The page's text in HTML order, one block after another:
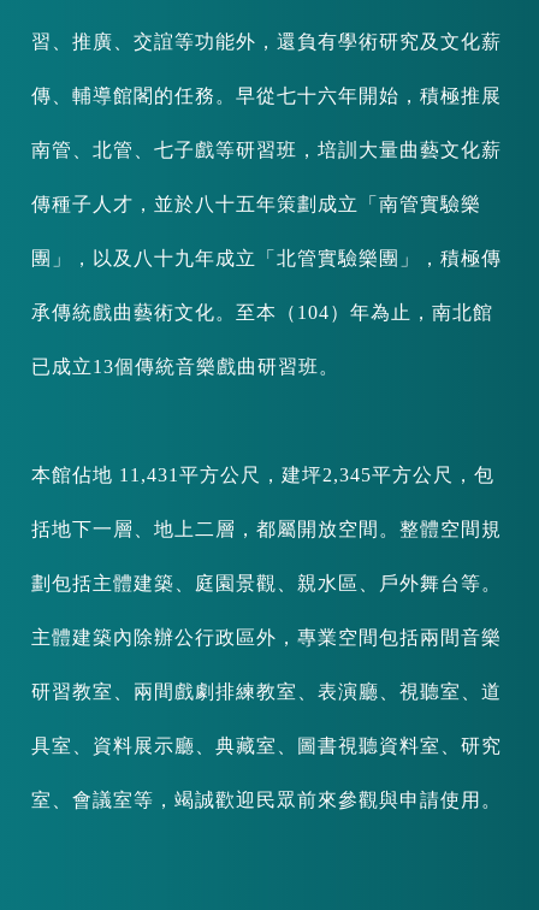
習、推廣、交誼等功能外，還負有學術研究及文化薪
傳、輔導館閣的任務。早從七十六年開始，積極推展
南管、北管、七子戲等研習班，培訓大量曲藝文化薪
傳種子人才，並於八十五年策劃成立「南管實驗樂
團」，以及八十九年成立「北管實驗樂團」，積極傳
承傳統戲曲藝術文化。至本（104）年為止，南北館
已成立13個傳統音樂戲曲研習班。
本館佔地 11,431平方公尺，建坪2,345平方公尺，包
括地下一層、地上二層，都屬開放空間。整體空間規
劃包括主體建築、庭園景觀、親水區、戶外舞台等。
主體建築內除辦公行政區外，專業空間包括兩間音樂
研習教室、兩間戲劇排練教室、表演廳、視聽室、道
具室、資料展示廳、典藏室、圖書視聽資料室、研究
室、會議室等，竭誠歡迎民眾前來參觀與申請使用。